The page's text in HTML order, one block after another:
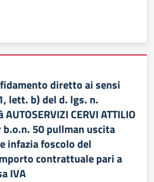
diretto ai sensi
lett. b) del d. lgs. n.
CERVI ATTILIO
b.o.n. 50 pullman uscita
infazia foscolo del
contrattuale pari a
IVA